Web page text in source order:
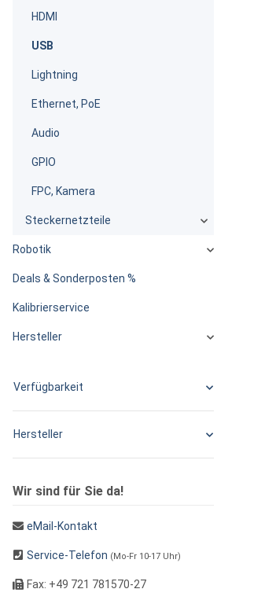
HDMI
USB
Lightning
Ethernet, PoE
Audio
GPIO
FPC, Kamera
Steckernetzteile
Robotik
Deals & Sonderposten %
Kalibrierservice
Hersteller
Verfügbarkeit
Hersteller
Wir sind für Sie da!
eMail-Kontakt
Service-Telefon (Mo-Fr 10-17 Uhr)
Fax: +49 721 781570-27